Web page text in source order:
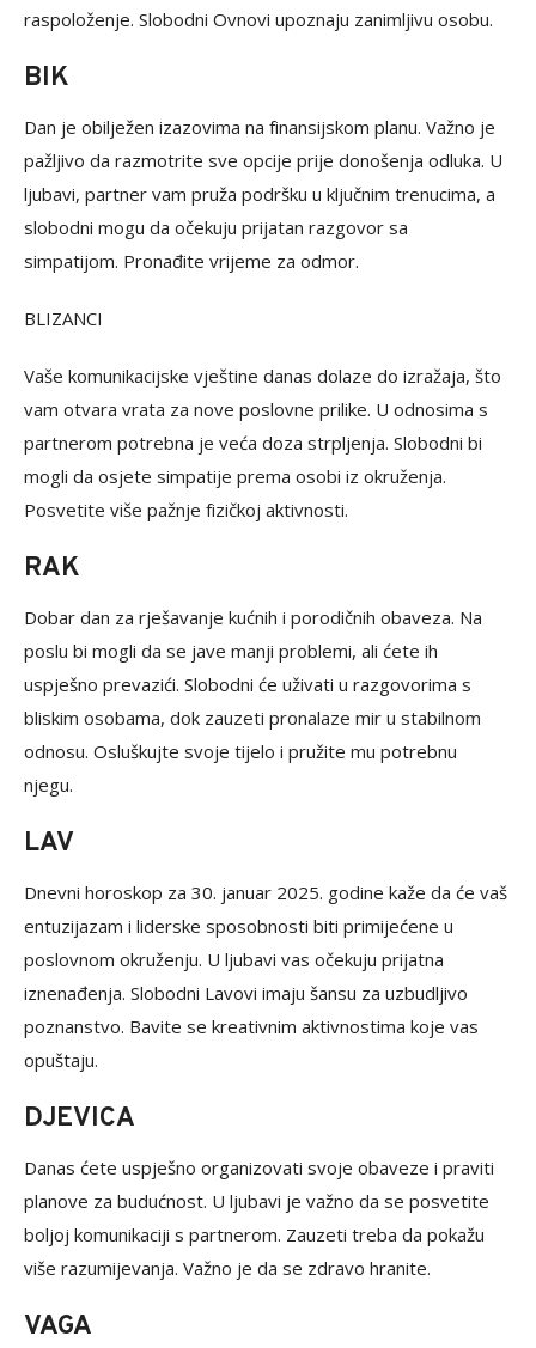
raspoloženje. Slobodni Ovnovi upoznaju zanimljivu osobu.
BIK
Dan je obilježen izazovima na finansijskom planu. Važno je
pažljivo da razmotrite sve opcije prije donošenja odluka. U
ljubavi, partner vam pruža podršku u ključnim trenucima, a
slobodni mogu da očekuju prijatan razgovor sa
simpatijom. Pronađite vrijeme za odmor.
BLIZANCI
Vaše komunikacijske vještine danas dolaze do izražaja, što
vam otvara vrata za nove poslovne prilike. U odnosima s
partnerom potrebna je veća doza strpljenja. Slobodni bi
mogli da osjete simpatije prema osobi iz okruženja.
Posvetite više pažnje fizičkoj aktivnosti.
RAK
Dobar dan za rješavanje kućnih i porodičnih obaveza. Na
poslu bi mogli da se jave manji problemi, ali ćete ih
uspješno prevazići. Slobodni će uživati u razgovorima s
bliskim osobama, dok zauzeti pronalaze mir u stabilnom
odnosu. Osluškujte svoje tijelo i pružite mu potrebnu
njegu.
LAV
Dnevni horoskop za 30. januar 2025. godine kaže da će vaš
entuzijazam i liderske sposobnosti biti primijećene u
poslovnom okruženju. U ljubavi vas očekuju prijatna
iznenađenja. Slobodni Lavovi imaju šansu za uzbudljivo
poznanstvo. Bavite se kreativnim aktivnostima koje vas
opuštaju.
DJEVICA
Danas ćete uspješno organizovati svoje obaveze i praviti
planove za budućnost. U ljubavi je važno da se posvetite
boljoj komunikaciji s partnerom. Zauzeti treba da pokažu
više razumijevanja. Važno je da se zdravo hranite.
VAGA